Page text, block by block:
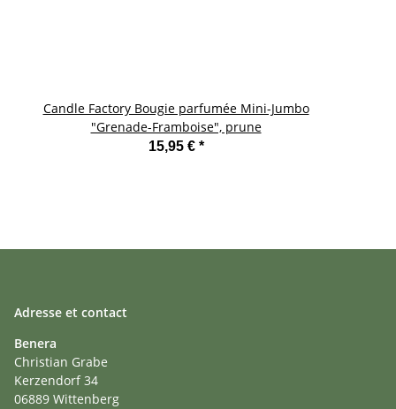
Candle Factory Bougie parfumée Mini-Jumbo
"Grenade-Framboise", prune
15,95 € *
Adresse et contact
Benera
Christian Grabe
Kerzendorf 34
06889 Wittenberg